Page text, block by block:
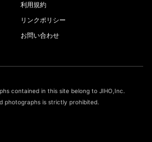
利用規約
リンクポリシー
お問い合わせ
contained in this site belong to JIHO,Inc.
photographs is strictly prohibited.